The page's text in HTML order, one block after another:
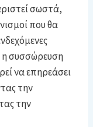
σωστά,
που θα
η συσσώρευση
να επηρεάσει
την
την